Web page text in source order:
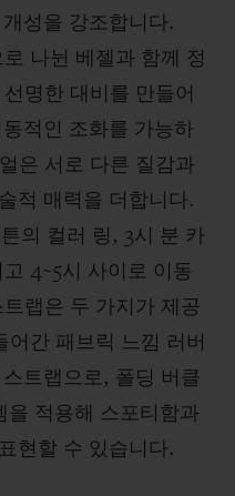
성을 강조합니다.
나뉜 베젤과 함께 정
명한 대비를 만들어
적인 조화를 가능하
은 서로 다른 질감과
적 매력을 더합니다.
의 컬러 링, 3시 분 카
4~5시 사이로 이동
랩은 두 가지가 제공
간 패브릭 느낌 러버
트랩으로, 폴딩 버클
을 적용해 스포티함과
현할 수 있습니다.